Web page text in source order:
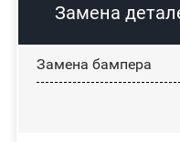
Замена
Замена бампера